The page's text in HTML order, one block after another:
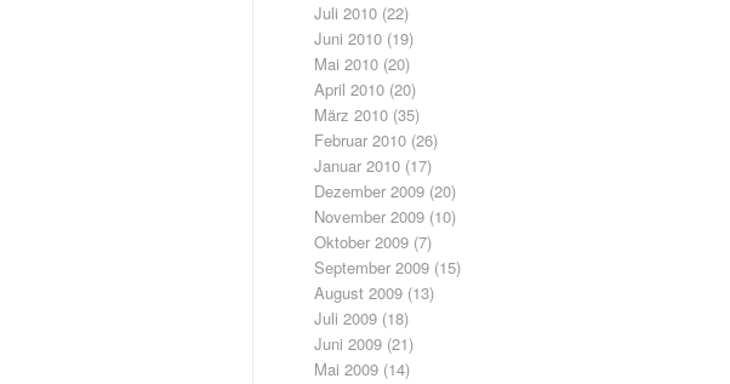
Juli 2010 (22)
Juni 2010 (19)
Mai 2010 (20)
April 2010 (20)
März 2010 (35)
Februar 2010 (26)
Januar 2010 (17)
Dezember 2009 (20)
November 2009 (10)
Oktober 2009 (7)
September 2009 (15)
August 2009 (13)
Juli 2009 (18)
Juni 2009 (21)
Mai 2009 (14)